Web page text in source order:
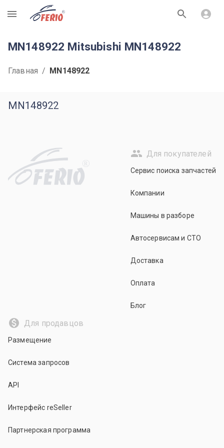
R
MN148922 Mitsubishi MN148922
Главная / MN148922
MN148922
R
Для покупателей
Сервис поиска запчастей
Компании
Машины в разборе
Автосервисам и СТО
Доставка
Оплата
Блог
Для продавцов
Размещение
Система запросов
API
Интерфейс reSeller
Партнерская программа